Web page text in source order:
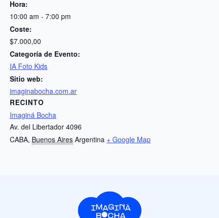
Hora:
10:00 am - 7:00 pm
Coste:
$7.000,00
Categoría de Evento:
IA Foto Kids
Sitio web:
imaginabocha.com.ar
RECINTO
Imaginá Bocha
Av. del Libertador 4096
CABA, Buenos Aires Argentina + Google Map